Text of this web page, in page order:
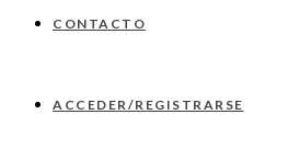
CONTACTO
ACCEDER/REGISTRARSE